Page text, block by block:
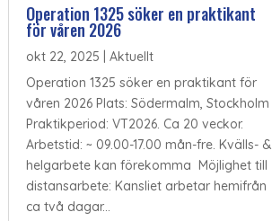
Operation 1325 söker en praktikant
för våren 2026
okt 22, 2025
Aktuellt
Operation 1325 söker en praktikant för
våren 2026 Plats: Södermalm, Stockholm
Praktikperiod: VT2026. Ca 20 veckor.
Arbetstid: ~ 09.00-17.00 mån-fre. Kvälls- &
helgarbete kan förekomma Möjlighet till
distansarbete: Kansliet arbetar hemifrån
ca två dagar...